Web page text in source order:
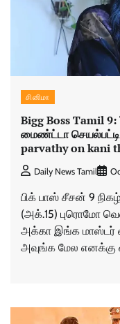
சினிமா
Bigg Boss Tamil
மைண்ட்டா
parvathy on kani
Daily News Tamil
பிக் பாஸ் சீசன் 9
(அக்.15) புரொமோ
அக்கா இங்க மாஸ்டர்
அவுங்க மேல எனக்கு